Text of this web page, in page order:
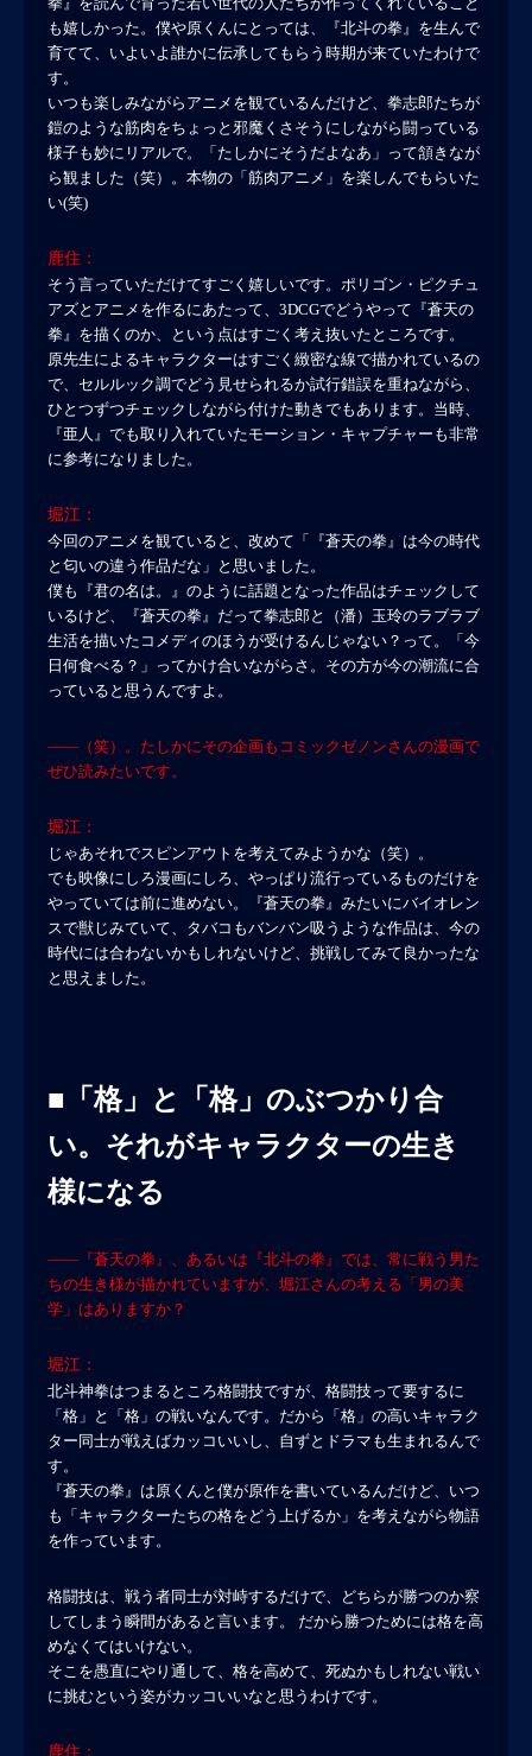
も嬉しかった。僕や原くんにとっては、『北斗の拳』を生んで
育てて、いよいよ誰かに伝承してもらう時期が来ていたわけで
す。
いつも楽しみながらアニメを観ているんだけど、拳志郎たちが
鎧のような筋肉をちょっと邪魔くさそうにしながら闘っている
様子も妙にリアルで。「たしかにそうだよなあ」って頷きなが
ら観ました（笑）。本物の「筋肉アニメ」を楽しんでもらいた
い(笑)
鹿住：
そう言っていただけてすごく嬉しいです。ポリゴン・ピクチュ
アズとアニメを作るにあたって、3DCGでどうやって『蒼天の
拳』を描くのか、という点はすごく考え抜いたところです。
原先生によるキャラクターはすごく緻密な線で描かれているの
で、セルルック調でどう見せられるか試行錯誤を重ねながら、
ひとつずつチェックしながら付けた動きでもあります。当時、
『亜人』でも取り入れていたモーション・キャプチャーも非常
に参考になりました。
堀江：
今回のアニメを観ていると、改めて「『蒼天の拳』は今の時代
と匂いの違う作品だな」と思いました。
僕も『君の名は。』のように話題となった作品はチェックして
いるけど、『蒼天の拳』だって拳志郎と（潘）玉玲のラブラブ
生活を描いたコメディのほうが受けるんじゃない？って。「今
日何食べる？」ってかけ合いながらさ。その方が今の潮流に合
っていると思うんですよ。
――（笑）。たしかにその企画もコミックゼノンさんの漫画で
ぜひ読みたいです。
堀江：
じゃあそれでスピンアウトを考えてみようかな（笑）。
でも映像にしろ漫画にしろ、やっぱり流行っているものだけを
やっていては前に進めない。『蒼天の拳』みたいにバイオレン
スで獣じみていて、タバコもバンバン吸うような作品は、今の
時代には合わないかもしれないけど、挑戦してみて良かったな
と思えました。
■「格」と「格」のぶつかり合
い。それがキャラクターの生き
様になる
――『蒼天の拳』、あるいは『北斗の拳』では、常に戦う男た
ちの生き様が描かれていますが、堀江さんの考える「男の美
学」はありますか？
堀江：
北斗神拳はつまるところ格闘技ですが、格闘技って要するに
「格」と「格」の戦いなんです。だから「格」の高いキャラク
ター同士が戦えばカッコいいし、自ずとドラマも生まれるんで
す。
『蒼天の拳』は原くんと僕が原作を書いているんだけど、いつ
も「キャラクターたちの格をどう上げるか」を考えながら物語
を作っています。
格闘技は、戦う者同士が対峙するだけで、どちらが勝つのか察
してしまう瞬間があると言います。 だから勝つためには格を高
めなくてはいけない。
そこを愚直にやり通して、格を高めて、死ぬかもしれない戦い
に挑むという姿がカッコいいなと思うわけです。
鹿住：